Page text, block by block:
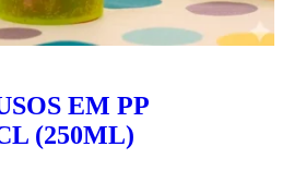
EM PP
(250ML)